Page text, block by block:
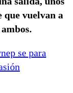
que vuelvan a
se para